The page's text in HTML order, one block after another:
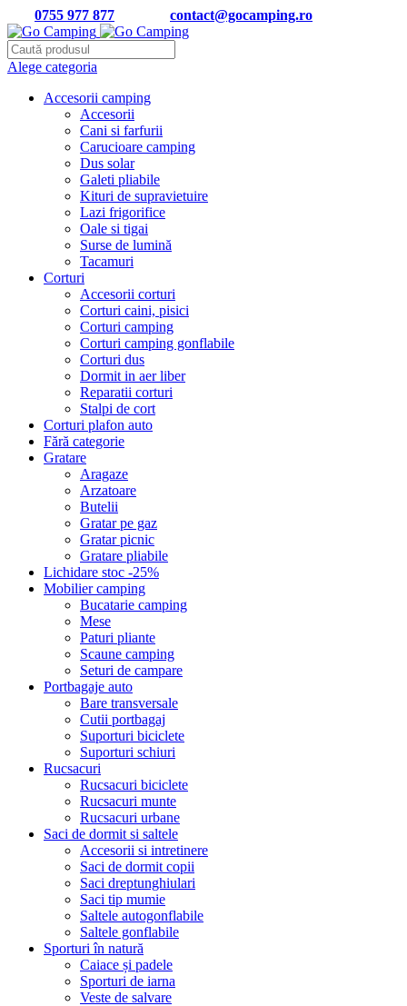
0755 977 877 contact@gocamping.ro
Alege categoria
Accesorii camping
Accesorii
Cani si farfurii
Carucioare camping
Dus solar
Galeti pliabile
Kituri de supravietuire
Lazi frigorifice
Oale si tigai
Surse de lumină
Tacamuri
Corturi
Accesorii corturi
Corturi caini, pisici
Corturi camping
Corturi camping gonflabile
Corturi dus
Dormit in aer liber
Reparatii corturi
Stalpi de cort
Corturi plafon auto
Fără categorie
Gratare
Aragaze
Arzatoare
Butelii
Gratar pe gaz
Gratar picnic
Gratare pliabile
Lichidare stoc -25%
Mobilier camping
Bucatarie camping
Mese
Paturi pliante
Scaune camping
Seturi de campare
Portbagaje auto
Bare transversale
Cutii portbagaj
Suporturi biciclete
Suporturi schiuri
Rucsacuri
Rucsacuri biciclete
Rucsacuri munte
Rucsacuri urbane
Saci de dormit si saltele
Accesorii si intretinere
Saci de dormit copii
Saci dreptunghiulari
Saci tip mumie
Saltele autogonflabile
Saltele gonflabile
Sporturi în natură
Caiace și padele
Sporturi de iarna
Veste de salvare